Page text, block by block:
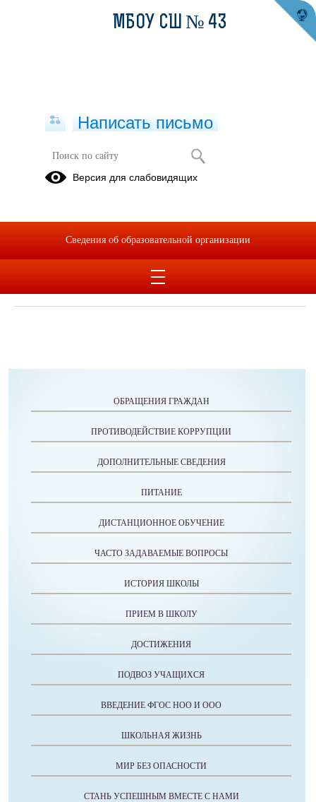
Пожарная безопасность
Видеоролик
ОБРАЩЕНИЯ ГРАЖДАН
ПРОТИВОДЕЙСТВИЕ КОРРУПЦИИ
ДОПОЛНИТЕЛЬНЫЕ СВЕДЕНИЯ
ПИТАНИЕ
ДИСТАНЦИОННОЕ ОБУЧЕНИЕ
ЧАСТО ЗАДАВАЕМЫЕ ВОПРОСЫ
ИСТОРИЯ ШКОЛЫ
ПРИЕМ В ШКОЛУ
ДОСТИЖЕНИЯ
ПОДВОЗ УЧАЩИХСЯ
ВВЕДЕНИЕ ФГОС НОО И ООО
ШКОЛЬНАЯ ЖИЗНЬ
МИР БЕЗ ОПАСНОСТИ
СТАНЬ УСПЕШНЫМ ВМЕСТЕ С НАМИ
МБОУ СШ № 43
Написать письмо
Версия для слабовидящих
Сведения об образовательной организации